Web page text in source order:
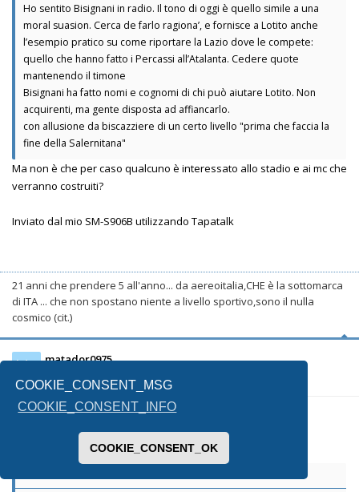
COOKIE_CONSENT_MSG
COOKIE_CONSENT_INFO
COOKIE_CONSENT_OK
Ho sentito Bisignani in radio. Il tono di oggi è quello simile a una
moral suasion. Cerca de farlo ragiona’, e fornisce a Lotito anche
l’esempio pratico su come riportare la Lazio dove le compete:
quello che hanno fatto i Percassi all’Atalanta. Cedere quote
mantenendo il timone
Bisignani ha fatto nomi e cognomi di chi può aiutare Lotito. Non
acquirenti, ma gente disposta ad affiancarlo.
con allusione da biscazziere di un certo livello "prima che faccia la
fine della Salernitana"
Ma non è che per caso qualcuno è interessato allo stadio e ai mc che
verranno costruiti?
Inviato dal mio SM-S906B utilizzando Tapatalk
21 anni che prendere 5 all'anno... da aereoitalia,CHE è la sottomarca
di ITA ... che non spostano niente a livello sportivo,sono il nulla
cosmico (cit.)
Ma matador0975
01/06/2026, 15:57